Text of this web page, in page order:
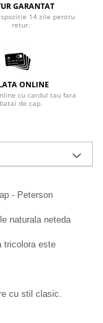
GARANTAT
14 zile pentru
retur.
ONLINE
cu cardul tau fara
batai de cap.
- Peterson
naturala neteda
tricolora este
cu stil clasic.